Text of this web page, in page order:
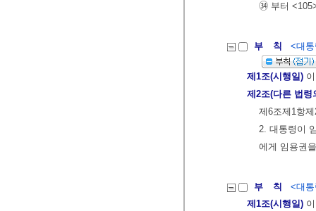
㉞ 부터
부 칙 <대
제1조(시행일)
제2조(다른 법령
제6조제1항
2. 대통령이
에게 임용권
부 칙
<대
제1조(시행일)